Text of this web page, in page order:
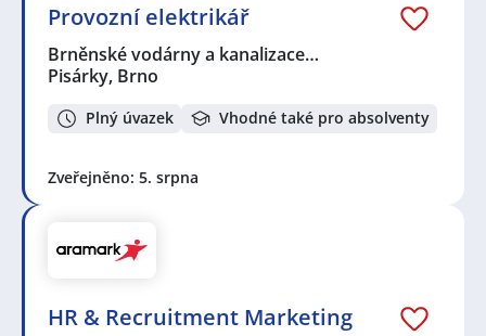
Provozní elektrikář
Brněnské vodárny a kanalizace…
Pisárky, Brno
Plný úvazek Vhodné také pro absolventy
Zveřejněno: 5. srpna
HR & Recruitment Marketing